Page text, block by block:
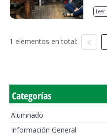
Leer
1 elementos en total:
Categorías
Alumnado
Información General